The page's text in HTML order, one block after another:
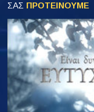
ΣΑΣ ΠΡΟΤΕΙΝΟΥΜΕ